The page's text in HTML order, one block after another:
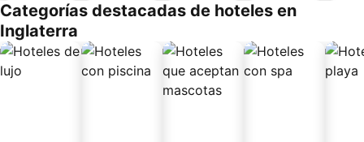
o
Categorías destacadas de hoteles en
Inglaterra